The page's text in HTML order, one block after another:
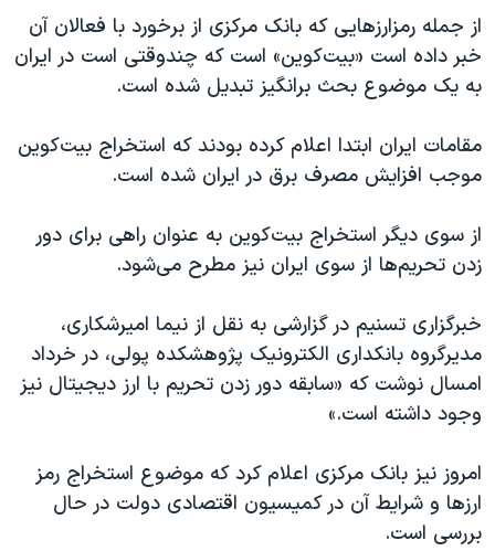
سفر پرزیدنت ترامپ به چین
از جمله رمزارزهایی که بانک مرکزی از برخورد با فعالان آن
خبر داده است «بیت‌کوین» است که چندوقتی است در ایران
به یک موضوع بحث برانگیز تبدیل شده است.
مقامات ایران ابتدا اعلام کرده بودند که استخراج بیت‌کوین
موجب افزایش مصرف برق در ایران شده است.
از سوی دیگر استخراج بیت‌کوین به عنوان راهی برای دور
زدن تحریم‌ها از سوی ایران نیز مطرح می‌شود.
خبرگزاری تسنیم در گزارشی به نقل از نیما امیرشکاری،
مدیرگروه بانکداری الکترونیک پژوهشکده پولی، در خرداد
امسال نوشت که «سابقه دور زدن تحریم با ارز دیجیتال نیز
وجود داشته است.»
امروز نیز بانک مرکزی اعلام کرد که موضوع استخراج رمز
ارزها و شرایط آن در کمیسیون اقتصادی دولت در حال
بررسی است.